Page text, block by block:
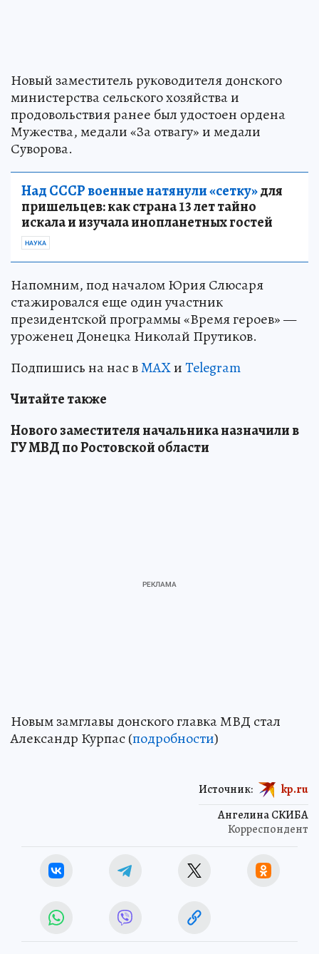
Новый заместитель руководителя донского
министерства сельского хозяйства и
продовольствия ранее был удостоен ордена
Мужества, медали «За отвагу» и медали
Суворова.
Над СССР военные натянули «сетку»для
пришельцев: как страна 13 лет тайно
искала и изучала инопланетных гостей
НАУКА
Напомним, под началом Юрия Слюсаря
стажировался еще один участник
президентской программы «Время героев» —
уроженец Донецка Николай Прутиков.
Подпишись на нас вMAXиTelegram
Читайте также
Нового заместителя начальника назначили в
ГУ МВД по Ростовской области
Новым замглавы донского главка МВД стал
Александр Курпас (подробности)
Ангелина СКИБА
Корреспондент
Источник: kp.ru